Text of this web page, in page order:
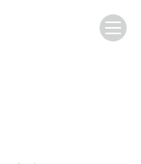
Innovative Technology